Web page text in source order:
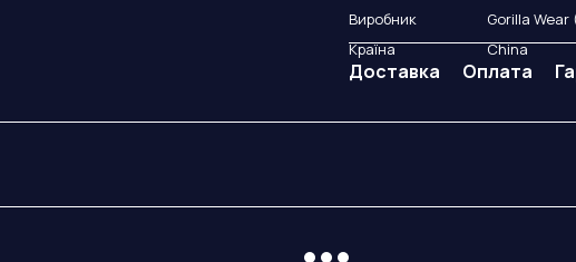
Виробник
Gorilla Wear
Країна
China
Доставка Оплата